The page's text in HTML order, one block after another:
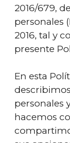
2016/679,
personales
2016, tal y
presente
En esta
personales
hacemos